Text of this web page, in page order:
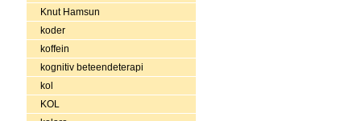
Knut Hamsun
koder
koffein
kognitiv beteendeterapi
kol
KOL